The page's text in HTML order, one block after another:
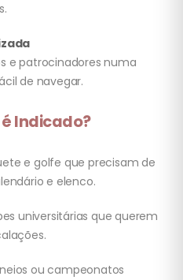
e patrocinadores numa
de navegar.
Indicado?
e golfe que precisam de
e elenco.
universitárias que querem
ou campeonatos